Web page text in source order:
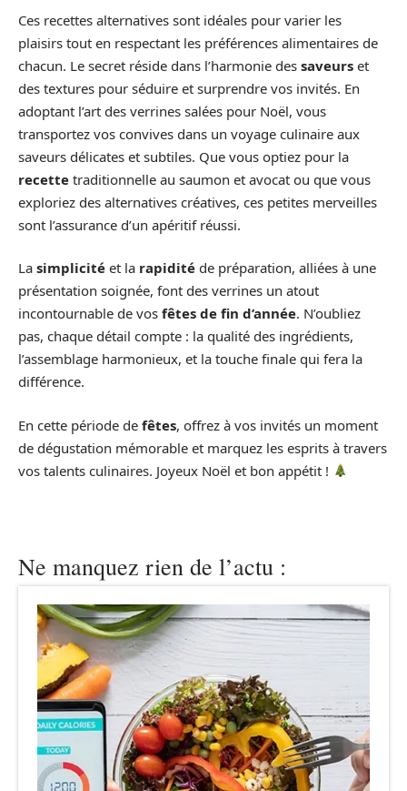
Ces recettes alternatives sont idéales pour varier les
plaisirs tout en respectant les préférences alimentaires de
chacun. Le secret réside dans l’harmonie des saveurs et
des textures pour séduire et surprendre vos invités. En
adoptant l’art des verrines salées pour Noël, vous
transportez vos convives dans un voyage culinaire aux
saveurs délicates et subtiles. Que vous optiez pour la
recette traditionnelle au saumon et avocat ou que vous
exploriez des alternatives créatives, ces petites merveilles
sont l’assurance d’un apéritif réussi.
La simplicité et la rapidité de préparation, alliées à une
présentation soignée, font des verrines un atout
incontournable de vos fêtes de fin d’année. N’oubliez
pas, chaque détail compte : la qualité des ingrédients,
l’assemblage harmonieux, et la touche finale qui fera la
différence.
En cette période de fêtes, offrez à vos invités un moment
de dégustation mémorable et marquez les esprits à travers
vos talents culinaires. Joyeux Noël et bon appétit !
Ne manquez rien de l’actu :